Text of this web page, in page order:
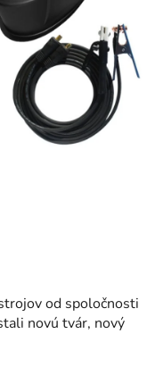
od spoločnosti
novú tvár, nový